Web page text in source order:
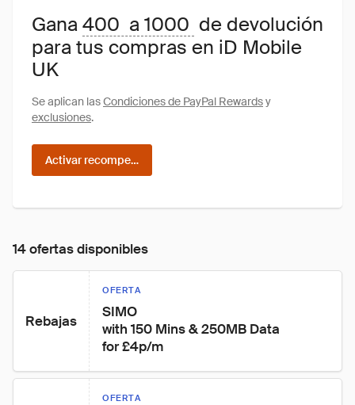
Gana400 a 1000 de devolución
para tus compras en iD Mobile
UK
Se aplican lasCondiciones de PayPal Rewardsy
exclusiones.
Activar recompensas
14 ofertas disponibles
Rebajas
OFERTA
SIMO
with 150 Mins & 250MB Data
for £4p/m
OFERTA